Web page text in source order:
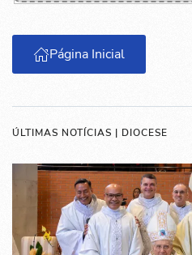
Página Inicial
ÚLTIMAS NOTÍCIAS | DIOCESE